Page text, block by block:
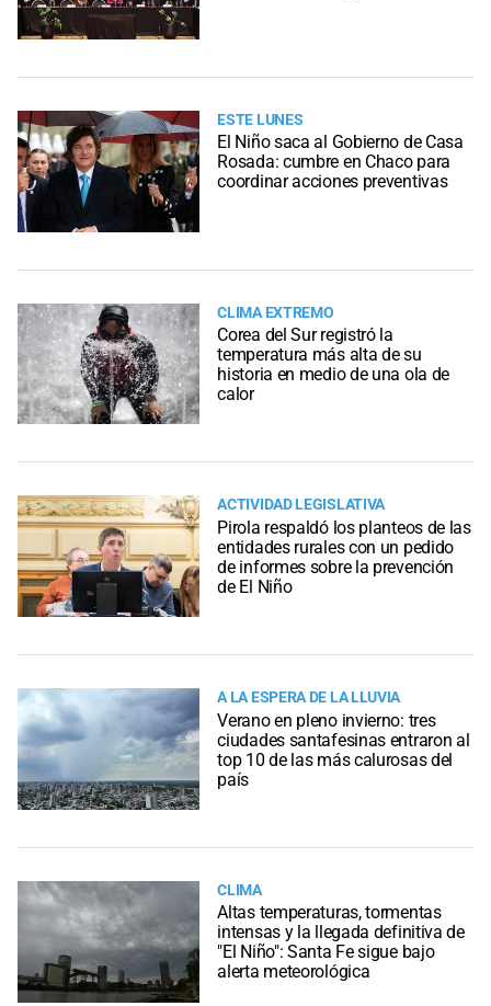
ESTE LUNES
El Niño saca al Gobierno de Casa
Rosada: cumbre en Chaco para
coordinar acciones preventivas
CLIMA EXTREMO
Corea del Sur registró la
temperatura más alta de su
historia en medio de una ola de
calor
ACTIVIDAD LEGISLATIVA
Pirola respaldó los planteos de las
entidades rurales con un pedido
de informes sobre la prevención
de El Niño
A LA ESPERA DE LA LLUVIA
Verano en pleno invierno: tres
ciudades santafesinas entraron al
top 10 de las más calurosas del
país
CLIMA
Altas temperaturas, tormentas
intensas y la llegada definitiva de
"El Niño": Santa Fe sigue bajo
alerta meteorológica